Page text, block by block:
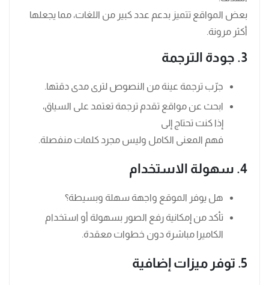
بعض المواقع تتميز بدعم عدد كبير من اللغات، مما يجعلها
أكثر مرونة.
3. جودة الترجمة
جرّب ترجمة عينة من النصوص لترى مدى دقتها.
ابحث عن مواقع تقدم ترجمة تعتمد على السياق،
إذا كنت تحتاج إلى
فهم المعنى الكامل وليس مجرد كلمات منفصلة.
4. سهولة الاستخدام
هل يوفر الموقع واجهة سهلة وبسيطة؟
تأكد من إمكانية رفع الصور بسهولة أو استخدام
الكاميرا مباشرة دون خطوات معقدة.
5. توفر ميزات إضافية